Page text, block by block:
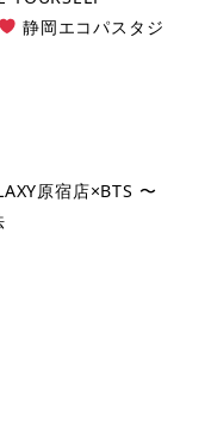
静岡エコパスタジ
原宿店×BTS 〜